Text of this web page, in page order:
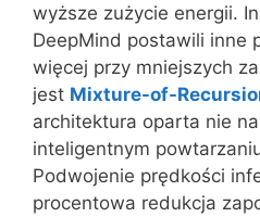
wyższe zużycie energii.
DeepMind postawili inne
więcej przy mniejszych
jest Mixture-of-
architektura oparta nie
inteligentnym
Podwojenie prędkości
procentowa redukcja